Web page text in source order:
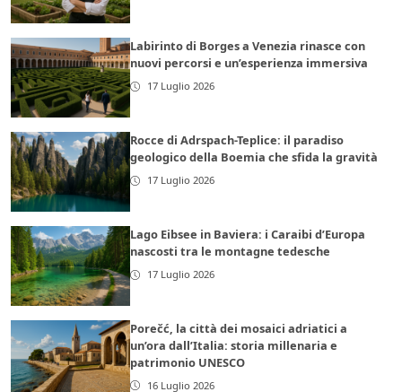
Labirinto di Borges a Venezia rinasce con
nuovi percorsi e un’esperienza immersiva
17 Luglio 2026
Rocce di Adrspach-Teplice: il paradiso
geologico della Boemia che sfida la gravità
17 Luglio 2026
Lago Eibsee in Baviera: i Caraibi d’Europa
nascosti tra le montagne tedesche
17 Luglio 2026
Porečć, la città dei mosaici adriatici a
un’ora dall’Italia: storia millenaria e
patrimonio UNESCO
16 Luglio 2026